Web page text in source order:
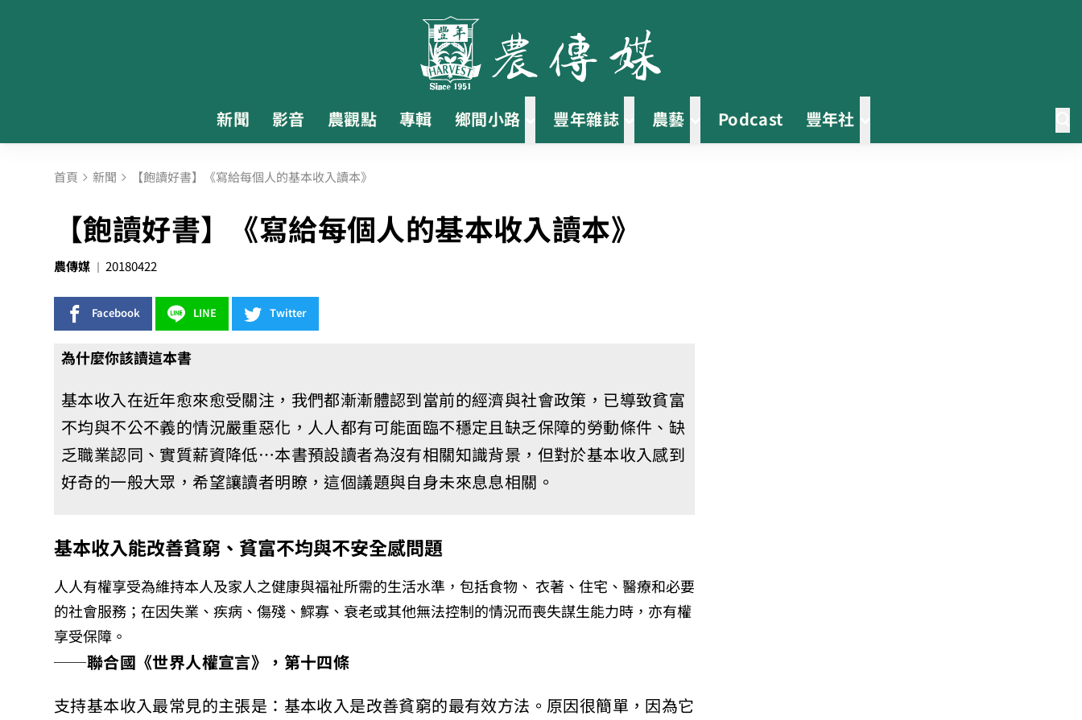
新聞 影音 農觀點 專輯 鄉間小路 豐年雜誌 農藝 Podcast 豐年社
首頁 新聞 【飽讀好書】《寫給每個人的基本收入讀本》
【飽讀好書】《寫給每個人的基本收入讀本》
農傳媒 20180422
Facebook LINE Twitter
為什麼你該讀這本書
基本收入在近年愈來愈受關注，我們都漸漸體認到當前的經濟與社會政策，已導致貧富
不均與不公不義的情況嚴重惡化，人人都有可能面臨不穩定且缺乏保障的勞動條件、缺
乏職業認同、實質薪資降低…本書預設讀者為沒有相關知識背景，但對於基本收入感到
好奇的一般大眾，希望讓讀者明瞭，這個議題與自身未來息息相關。
基本收入能改善貧窮、貧富不均與不安全感問題
人人有權享受為維持本人及家人之健康與福祉所需的生活水準，包括食物、 衣著、住宅、醫療和必要
的社會服務；在因失業、疾病、傷殘、鰥寡、衰老或其他無法控制的情況而喪失謀生能力時，亦有權
享受保障。
──聯合國《世界人權宣言》，第十四條
支持基本收入最常見的主張是：基本收入是改善貧窮的最有效方法。原因很簡單，因為它